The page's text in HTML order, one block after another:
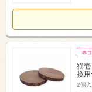
猫
換
2個